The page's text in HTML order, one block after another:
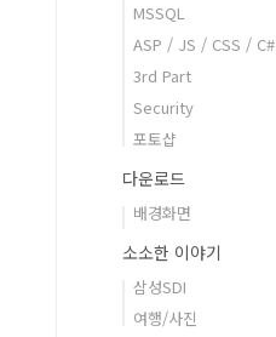
MSSQL
ASP / JS / CSS / C#
3rd Part
Security
포토샵
다운로드
배경화면
소소한 이야기
삼성SDI
여행/사진